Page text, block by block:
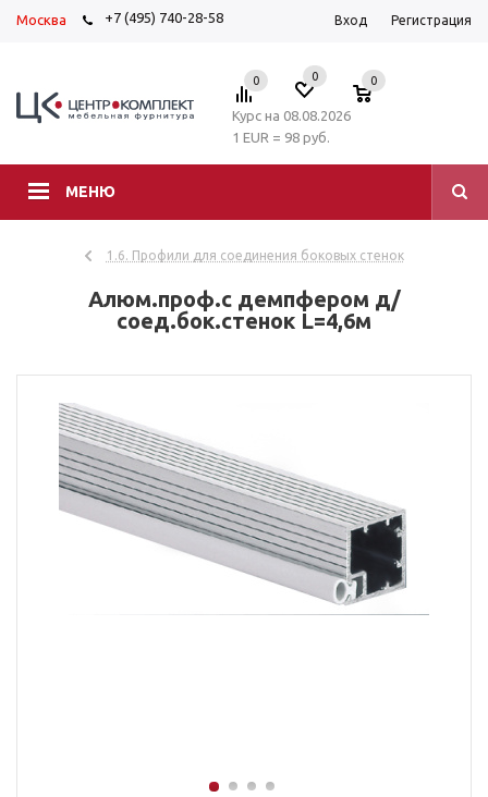
Москва +7 (495) 740-28-58 Вход Регистрация
МЕНЮ
0 0 0
Курс на 08.08.2026
1 EUR = 98 руб.
1.6. Профили для соединения боковых стенок
Алюм.проф.с демпфером д/
соед.бок.стенок L=4,6м